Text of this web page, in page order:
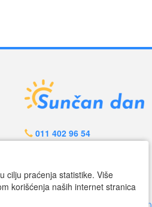
011 402 96 54
info@suncandan.rs
Radno vreme:
cilju praćenja statistike. Više
korišćenja naših internet stranica